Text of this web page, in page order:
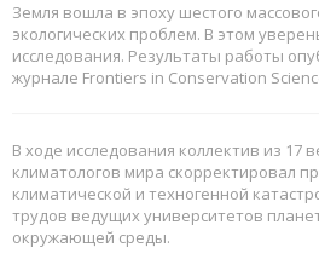
Земля вошла в эпоху шестого
экологических проблем. В этом
исследования. Результаты работы
журнале Frontiers in Conservation
В ходе исследования коллектив из 17
климатологов мира скорректировал
климатической и техногенной
трудов ведущих университетов
окружающей среды.